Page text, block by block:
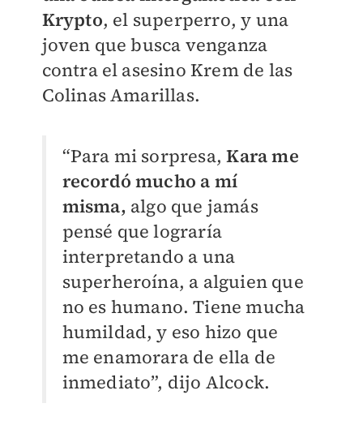
Krypto, el superperro, y una
joven que busca venganza
contra el asesino Krem de las
Colinas Amarillas.
“Para mi sorpresa, Kara me
recordó mucho a mí
misma, algo que jamás
pensé que lograría
interpretando a una
superheroína, a alguien que
no es humano. Tiene mucha
humildad, y eso hizo que
me enamorara de ella de
inmediato”, dijo Alcock.